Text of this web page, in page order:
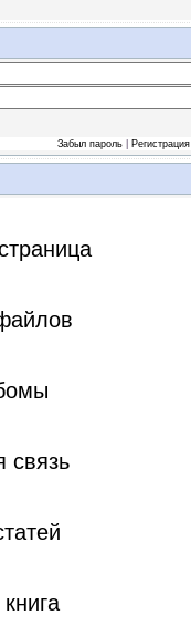
Забыл пароль Регистрация
связь